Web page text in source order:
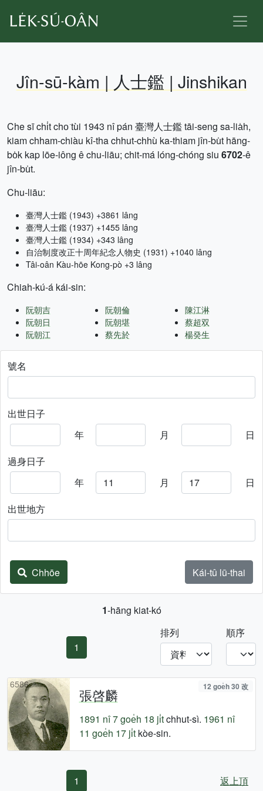
Jîn-sū-kàm | 人士鑑 | Jinshikan
Che sī chi̍t cho͘ tùi 1943 nî pán 臺灣人士鑑 tāi-seng sa-lia̍h,
kiam chham-chiàu kî-tha chhut-chhù ka-thiam jîn-bu̍t hāng-
bo̍k kap lōe-iông ê chu-liāu; chit-má lóng-chóng siu 6702-ê
jîn-bu̍t.
Chu-liāu:
臺灣人士鑑 (1943) +3861 lâng
臺灣人士鑑 (1937) +1455 lâng
臺灣人士鑑 (1934) +343 lâng
自治制度改正十周年紀念人物史 (1931) +1040 lâng
Tâi-oân Kàu-hōe Kong-pò +3 lâng
Chiah-kú-á kái-sin:
阮朝吉
阮朝日
阮朝江
阮朝倫
阮朝堪
蔡先於
陳江淋
蔡超双
楊癸生
號名
出世日子
年
月
日
過身日子
年
月
日
出世地方
Chhōe Kái-tû lū-thai
1-hāng kiat-kó
1
排列 順序
6586
張啓麟 12 goe̍h 30 改
1891 nî7 goe̍h 18 ji̍tchhut-sì. 1961 nî
11 goe̍h 17 ji̍tkòe-sin.
1 返上頂